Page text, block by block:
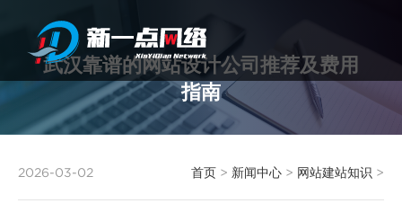
武汉靠谱的网站设计公司推荐及费用
指南
2026-03-02 首页 > 新闻中心 > 网站建站知识 >